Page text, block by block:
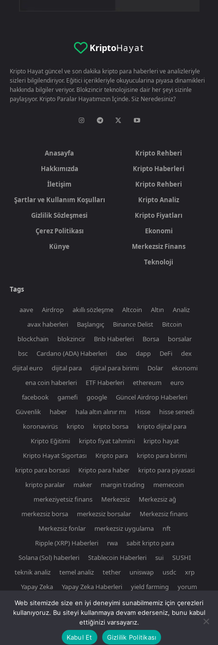
KriptoHayat
Kripto Hayat güncel ve son dakika kripto para haberleri ve analizleriyle
sizleri bilgilendiriyor. Eğitici içerikleriyle okuyucularina piyasa dinamikleri
hakkında bilgiler veriyor. Blokzincir teknolojisine dair her şeyi sizinle
paylaşıyor. Kripto Paralar Hayatımızın İçinde. Siz Neredesiniz?
Anasayfa
Hakkımızda
İletişim
Şartlar ve Kullanım Koşulları
Gizlilik Sözleşmesi
Çerez Politikası
Künye
Kripto Rehberi
Kripto Haberleri
Kripto Rehberi
Kripto Analiz
Kripto Fiyatları
Ekonomi
Merkezsiz Finans
Teknoloji
Tags
aave Airdrop akıllı sözleşme Altcoin Altın
Analiz
avax haberleri
Başlangıç Binance Delist
Bitcoin
blockchain
blokzincir Bnb Haberleri Borsa
borsalar
bsc
Cardano (ADA) Haberleri dao dapp DeFi
dex
dijital euro
dijital para dijital para birimi Dolar
ekonomi
ena coin haberleri
ETF Haberleri ethereum
euro
facebook
gamefi google
Güncel Airdrop Haberleri
Güvenlik
haber hala altın alınır mı Hisse
hisse senedi
koronavirüs
kripto kripto borsa
kripto dijital para
Kripto Eğitimi
kripto fiyat tahmini
kripto hayat
Kripto Hayat Sigortası
Kripto para
kripto para birimi
kripto para borsasi
Kripto para haber
kripto para piyasasi
kripto paralar
maker margin trading
memecoin
merkeziyetsiz finans
Merkezsiz
Merkezsiz ağ
merkezsiz borsa
merkezsiz borsalar
Merkezsiz finans
Merkezsiz fonlar
merkezsiz uygulama
nft
Ripple (XRP) Haberleri
rwa
sabit kripto para
Solana (Sol) haberleri
Stablecoin Haberleri sui
SUSHI
teknik analiz
temel analiz tether uniswap usdc
xrp
Yapay Zeka
Yapay Zeka Haberleri yield farming yorum
© Newspaper WordPress Theme by TagDiv
Web sitemizde size en iyi deneyimi sunabilmemiz için çerezleri
kullanıyoruz. Bu siteyi kullanmaya devam ederseniz, bunu kabul
ettiğinizi varsayarız.
Kabul Et
Gizlilik Politikası